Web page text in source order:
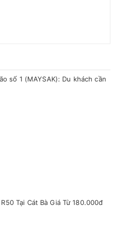
số 1 (MAYSAK): Du khách cần
Tại Cát Bà Giá Từ 180.000đ